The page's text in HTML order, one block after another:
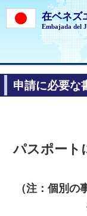
在ベネズ
Embajada del
申請に必要な
パスポート
（注：個別